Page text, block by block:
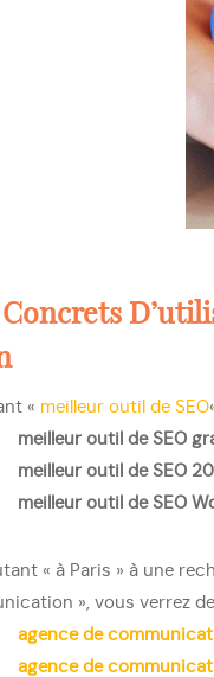
« meilleur outil de SEO
meilleur outil de SEO
meilleur outil de SEO
meilleur outil de SEO
« à Paris » à une
», vous verrez
agence de
agence de